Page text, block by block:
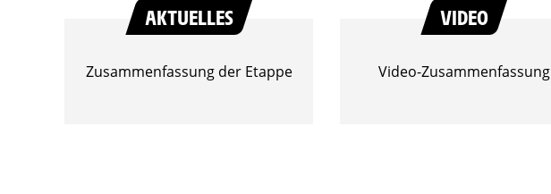
AKTUELLES
Zusammenfassung der Etappe
VIDEO
Video-Zusammenfassung